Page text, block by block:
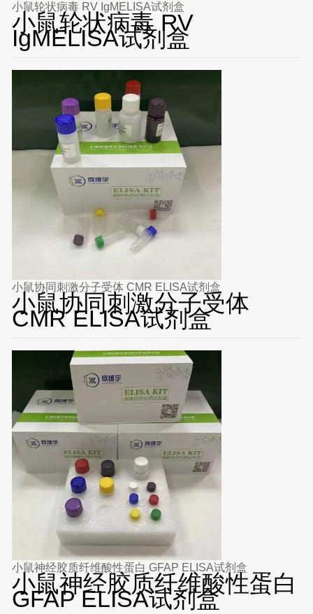
小鼠轮状病毒 RV IgMELISA试剂盒
小鼠轮状病毒 RV
IgMELISA试剂盒
小鼠协同刺激分子受体 CMR ELISA试剂盒
小鼠协同刺激分子受体
CMR ELISA试剂盒
小鼠神经胶质纤维酸性蛋白 GFAP ELISA试剂盒
小鼠神经胶质纤维酸性蛋白
GFAP ELISA试剂盒